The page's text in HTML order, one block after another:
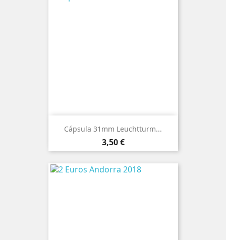
Cápsula 31mm Leuchtturm...
Preço
3,50 €